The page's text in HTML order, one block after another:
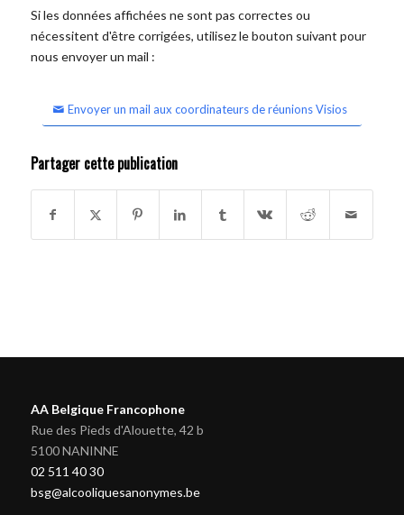
Si les données affichées ne sont pas correctes ou
nécessitent d'être corrigées, utilisez le bouton suivant pour
nous envoyer un mail :
Envoyer un mail aux coordinateurs de réunions Visios
Partager cette publication
AA Belgique Francophone
Rue des Pieds d'Alouette, 42 b
5100 NANINNE
02 511 40 30
bsg@alcooliquesanonymes.be